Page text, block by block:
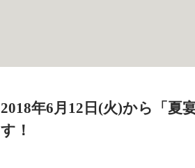
2018年6月12日(火)から「夏
す！